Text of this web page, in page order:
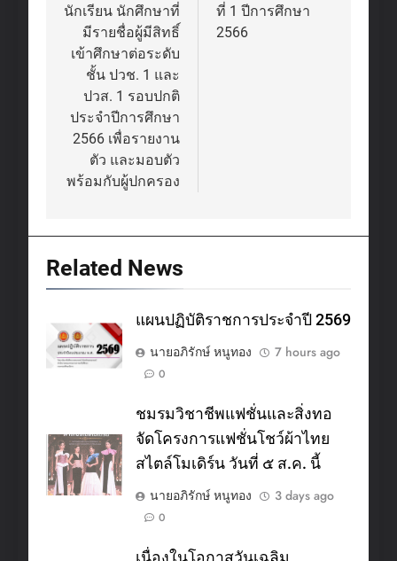
นักเรียน นักศึกษาที่
มีรายชื่อผู้มีสิทธิ์
เข้าศึกษาต่อระดับ
ชั้น ปวช. 1 และ
ปวส. 1 รอบปกติ
ประจำปีการศึกษา
2566 เพื่อรายงาน
ตัว และมอบตัว
พร้อมกับผู้ปกครอง
ที่ 1 ปีการศึกษา
2566
Related News
แผนปฏิบัติราชการประจำปี 2569
นายอภิรักษ์ หนูทอง
7 hours ago
0
ชมรมวิชาชีพแฟชั่นและสิ่งทอ
จัดโครงการแฟชั่นโชว์ผ้าไทย
สไตล์โมเดิร์น วันที่ ๕ ส.ค. นี้
นายอภิรักษ์ หนูทอง
3 days ago
0